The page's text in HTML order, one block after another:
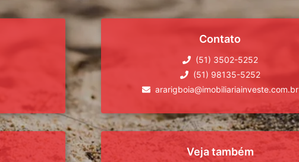
Contato
(51) 3502-5252
(51) 98135-5252
ararigboia@imobiliariainveste.com.br
Veja também